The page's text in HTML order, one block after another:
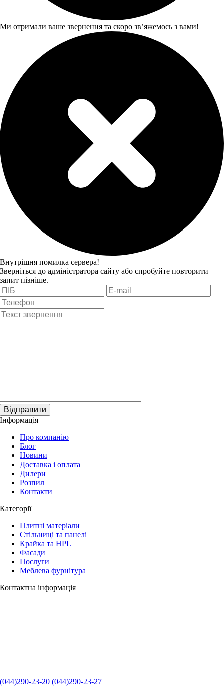
Ми отримали ваше звернення та скоро звʼяжемось з вами!
Внутрішня помилка сервера!
Зверніться до адміністратора сайту або спробуйте повторити
запит пізніше.
Відправити
Інформація
Про компанію
Блог
Новини
Доставка і оплата
Дилери
Розпил
Контакти
Категорії
Плитні матеріали
Стільниці та панелі
Крайка та HPL
Фасади
Послуги
Меблева фурнітура
Контактна інформація
(044)290-23-20 (044)290-23-27